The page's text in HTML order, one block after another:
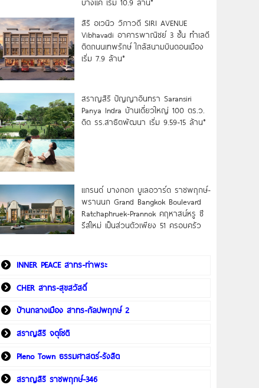
สิริ อเวนิว วิภาวดี SIRI AVENUE
Vibhavadi อาคารพาณิชย์ 3 ชั้น ทำเลดี
ติดถนนเทพรักษ์ ใกล้สนามบินดอนเมือง
เริ่ม 7.9 ล้าน*
สราญสิริ ปัญญาอินทรา Saransiri
Panya Indra บ้านเดี่ยวใหญ่ 100 ตร.ว.
ดิด รร.สาธิตพัฒนา เริ่ม 9.59-15 ล้าน*
แกรนด์ บางกอก บูเลอวาร์ด ราชพฤกษ์-
พรานนก Grand Bangkok Boulevard
Ratchaphruek-Prannok คฤหาสน์หรู ซี
รีส์ใหม่ เป็นส่วนตัวเพียง 51 ครอบครัว
INNER PEACE สาทร-ท่าพระ
CHER สาทร-สุขสวัสดิ์
บ้านกลางเมือง สาทร-กัลปพฤกษ์ 2
สราญสิริ จตุโชติ
Pleno Town ธรรมศาสตร์-รังสิต
สราญสิริ ราชพฤกษ์-346